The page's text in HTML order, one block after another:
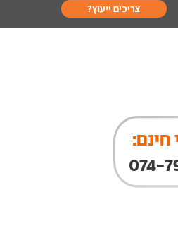
צריכים ייעוץ?
חינם: